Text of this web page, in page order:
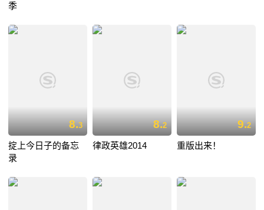
季
8.3
掟上今日子的备忘
录
8.2
律政英雄2014
9.2
重版出来！